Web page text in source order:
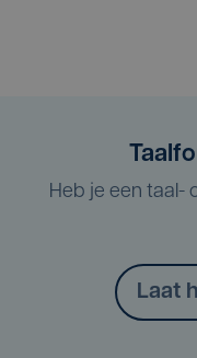
Heb je een taal-
Laat